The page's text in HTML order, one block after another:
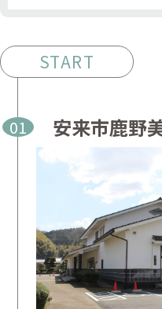
START
01 安来市鹿野